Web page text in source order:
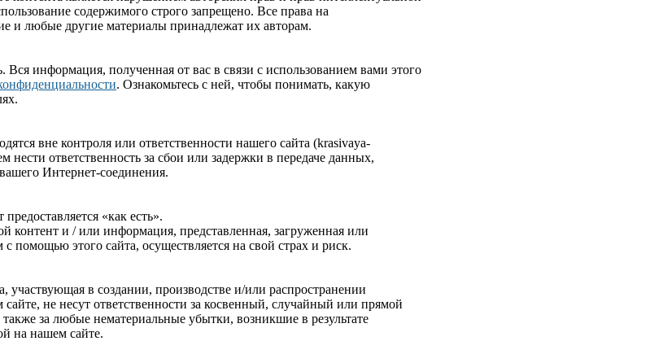
содержимого строго запрещено. Все права на
и любые другие материалы принадлежат их авторам.
информация, полученная от вас в связи с использованием вами этого
. Ознакомьтесь с ней, чтобы понимать, какую
вне контроля или ответственности нашего сайта (krasivaya-
ответственность за сбои или задержки в передаче данных,
Интернет-соединения.
«как есть».
контент и / или информация, представленная, загруженная или
помощью этого сайта, осуществляется на свой страх и риск.
участвующая в создании, производстве и/или распространении
не несут ответственности за косвенный, случайный или прямой
за любые нематериальные убытки, возникшие в результате
на нашем сайте.